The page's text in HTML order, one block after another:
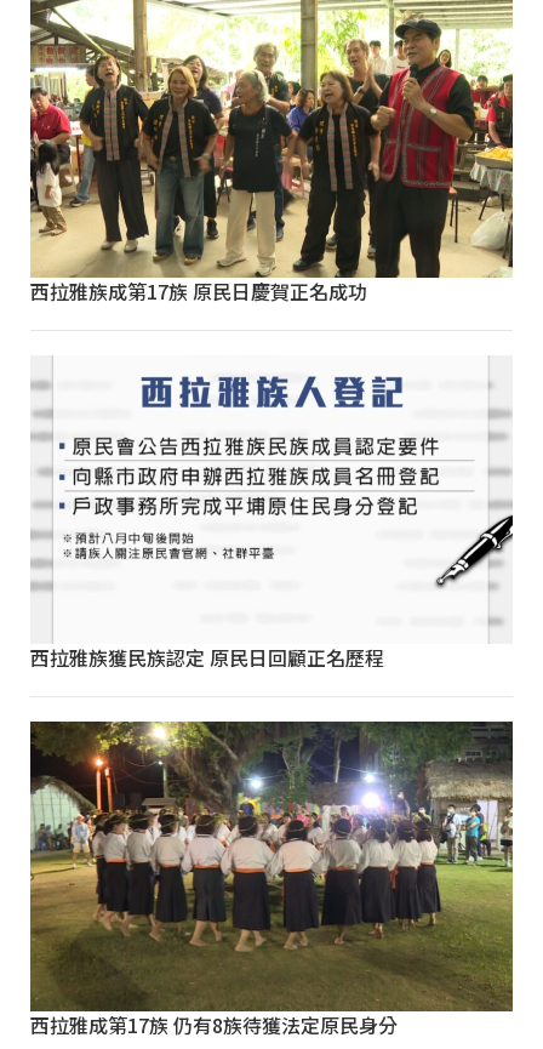
西拉雅族成第17族 原民日慶賀正名成功
西拉雅族獲民族認定 原民日回顧正名歷程
西拉雅成第17族 仍有8族待獲法定原民身分